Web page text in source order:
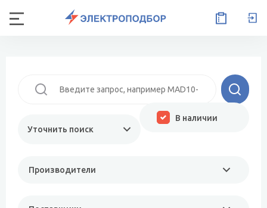
Уточнить поиск
Производители
В наличии